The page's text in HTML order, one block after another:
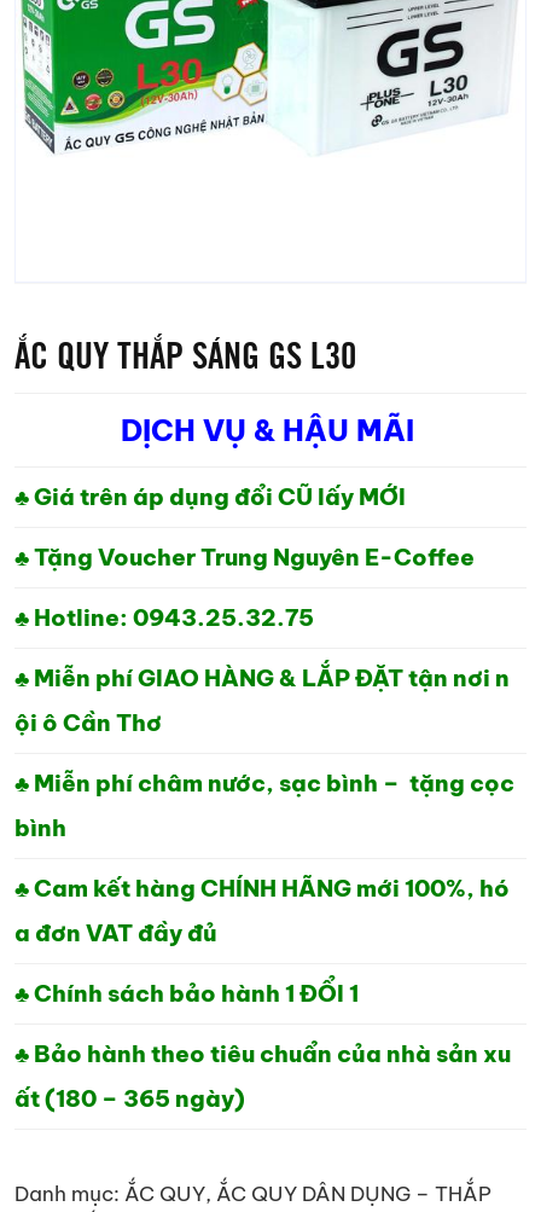
ẮC QUY THẮP SÁNG GS L30
DỊCH VỤ & HẬU MÃI
♣ Giá trên áp dụng đổi CŨ lấy MỚI
♣ Tặng Voucher Trung Nguyên E-Coffee
♣ Hotline: 0943.25.32.75
♣ Miễn phí GIAO HÀNG & LẮP ĐẶT tận nơi n
ội ô Cần Thơ
♣ Miễn phí châm nước, sạc bình – tặng cọc
bình
♣ Cam kết hàng CHÍNH HÃNG mới 100%, hó
a đơn VAT đầy đủ
♣ Chính sách bảo hành 1 ĐỔI 1
♣ Bảo hành theo tiêu chuẩn của nhà sản xu
ất (180 – 365 ngày)
Danh mục: ẮC QUY, ẮC QUY DÂN DỤNG – THẮP